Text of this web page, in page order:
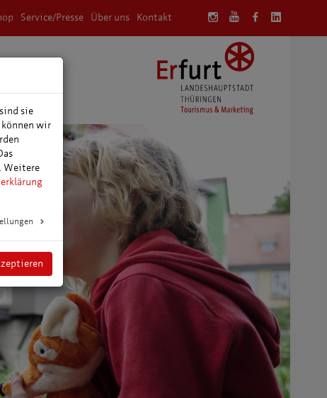
Service/Presse Über uns Kontakt
sie
wir
Weitere